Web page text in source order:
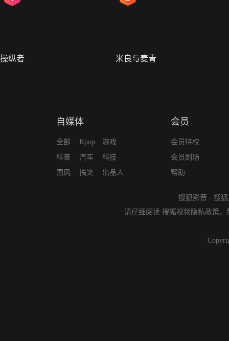
操纵者 米良与麦青
自媒体
全部
科普
国风
Kpop
汽车
搞笑
游戏
科技
出品人
会员
会员特权
会员剧场
帮助
搜狐影音 - 搜
请仔细阅读 搜狐视频隐私政策、